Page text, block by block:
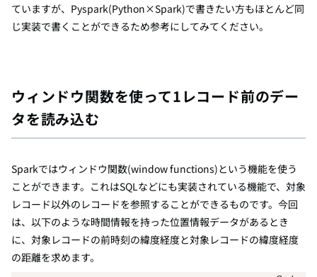
ていますが、Pyspark(Python×Spark)で書きたい方もほとんど同
じ実装で書くことができるため参考にしてみてください。
ウィンドウ関数を使って1レコード前のデー
タを読み込む
Sparkではウィンドウ関数(window functions)という機能を使う
ことができます。これはSQLなどにも実装されている機能で、対象
レコード以外のレコードを参照することができるものです。 今回
は、以下のような時間情報を持った位置情報データがあるとき
に、対象レコードの前時刻の緯度経度と対象レコードの緯度経度
の距離を求めます。